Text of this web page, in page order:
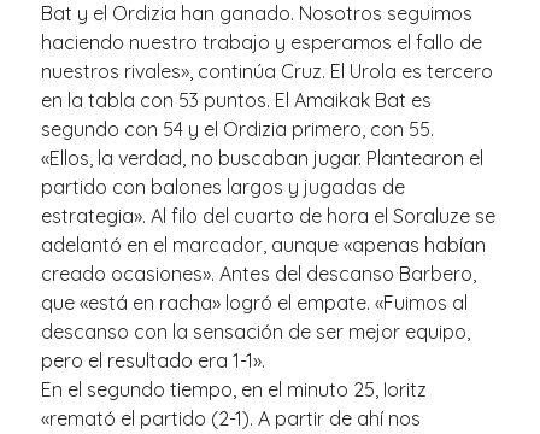
Bat y el Ordizia han ganado. Nosotros seguimos
haciendo nuestro trabajo y esperamos el fallo de
nuestros rivales», continúa Cruz. El Urola es tercero
en la tabla con 53 puntos. El Amaikak Bat es
segundo con 54 y el Ordizia primero, con 55.
«Ellos, la verdad, no buscaban jugar. Plantearon el
partido con balones largos y jugadas de
estrategia». Al filo del cuarto de hora el Soraluze se
adelantó en el marcador, aunque «apenas habían
creado ocasiones». Antes del descanso Barbero,
que «está en racha» logró el empate. «Fuimos al
descanso con la sensación de ser mejor equipo,
pero el resultado era 1-1».
En el segundo tiempo, en el minuto 25, Ioritz
«remató el partido (2-1). A partir de ahí nos